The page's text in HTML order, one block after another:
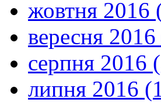
жовтня 2016
вересня
серпня 2016
липня 2016